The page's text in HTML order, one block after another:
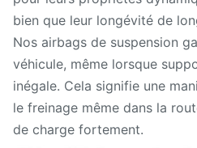
bien que leur longévité de
Nos airbags de suspension
véhicule, même lorsque
inégale. Cela signifie une
le freinage même dans la
de charge fortement.